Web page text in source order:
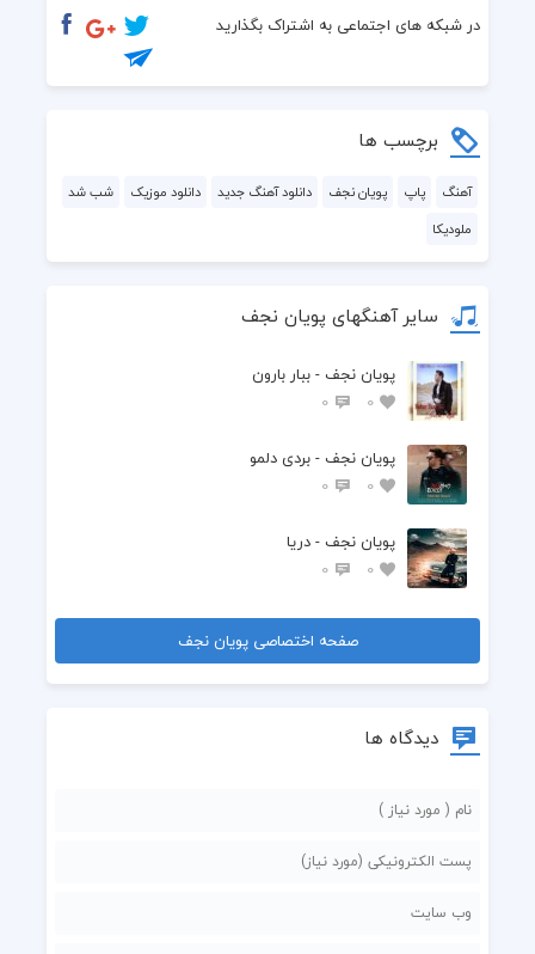
در شبکه های اجتماعی به اشتراک بگذارید
برچسب ها
آهنگ پاپ پویان نجف دانلود آهنگ جدید دانلود موزیک
شب شد
ملودیکا
سایر آهنگهای پویان نجف
پویان نجف - ببار بارون
0
0
پویان نجف - بردی دلمو
0
0
پویان نجف - دریا
0
0
صفحه اختصاصی پویان نجف
دیدگاه ها